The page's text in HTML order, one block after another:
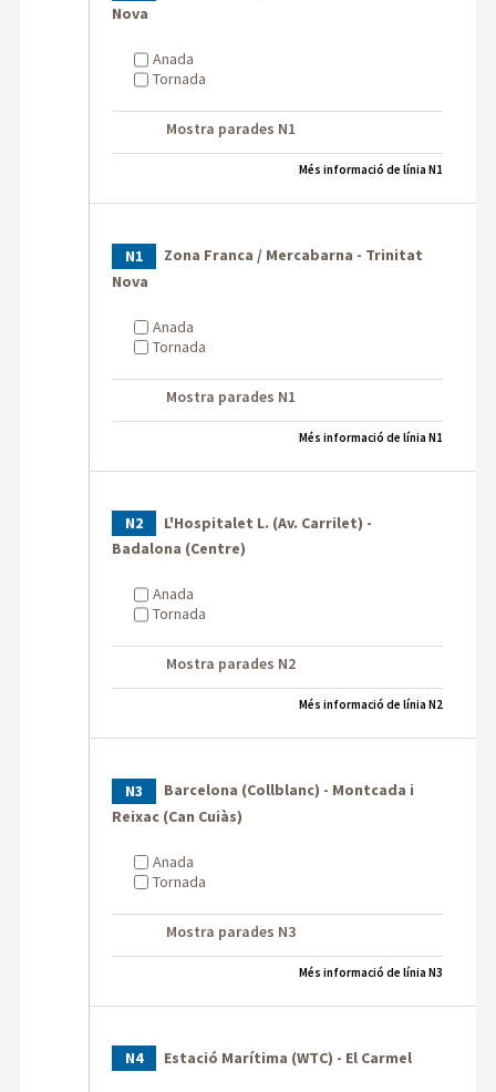
Nova
Anada
Tornada
Mostra parades N1
Més informació de línia N1
N1
Zona Franca / Mercabarna - Trinitat
Nova
Anada
Tornada
Mostra parades N1
Més informació de línia N1
N2
L'Hospitalet L. (Av. Carrilet) -
Badalona (Centre)
Anada
Tornada
Mostra parades N2
Més informació de línia N2
N3
Barcelona (Collblanc) - Montcada i
Reixac (Can Cuiàs)
Anada
Tornada
Mostra parades N3
Més informació de línia N3
N4 Estació Marítima (WTC) - El Carmel